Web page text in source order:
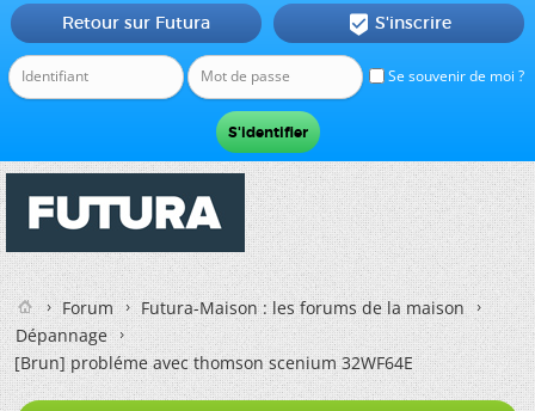
Se souvenir de moi ?
Retour sur Futura  S'inscrire
Forum
Futura-Maison : les forums de la maison
Dépannage
[Brun]probléme avec thomson scenium 32WF64E